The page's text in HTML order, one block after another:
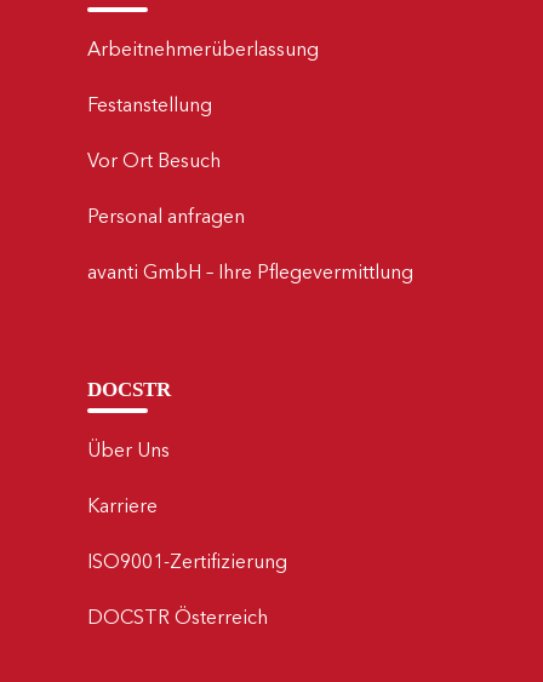
Arbeitnehmerüberlassung
Festanstellung
Vor Ort Besuch
Personal anfragen
avanti GmbH – Ihre Pflegevermittlung
DOCSTR
Über Uns
Karriere
ISO9001-Zertifizierung
DOCSTR Österreich